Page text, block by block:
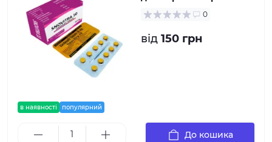
в наявності популярний
0
від 150 грн
До кошика